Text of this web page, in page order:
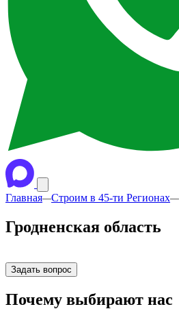
Главная—Строим в 45-ти Регионах—
Гродненская область
Задать вопрос
Почему выбирают нас